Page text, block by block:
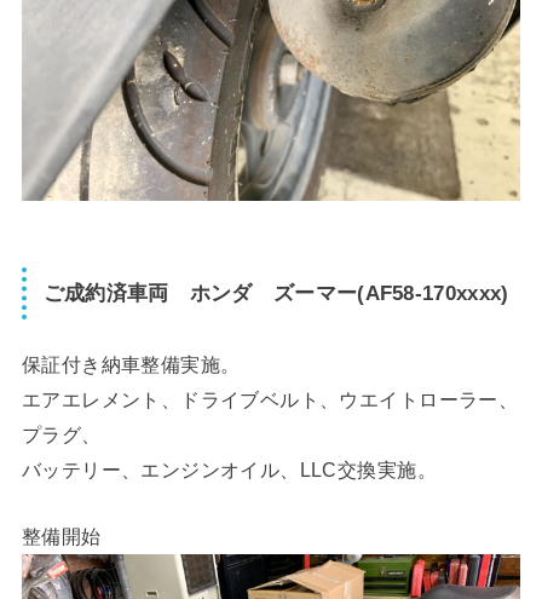
ご成約済車両 ホンダ ズーマー(AF58-170xxxx)
保証付き納車整備実施。
エアエレメント、ドライブベルト、ウエイトローラー、
プラグ、
バッテリー、エンジンオイル、LLC交換実施。
整備開始